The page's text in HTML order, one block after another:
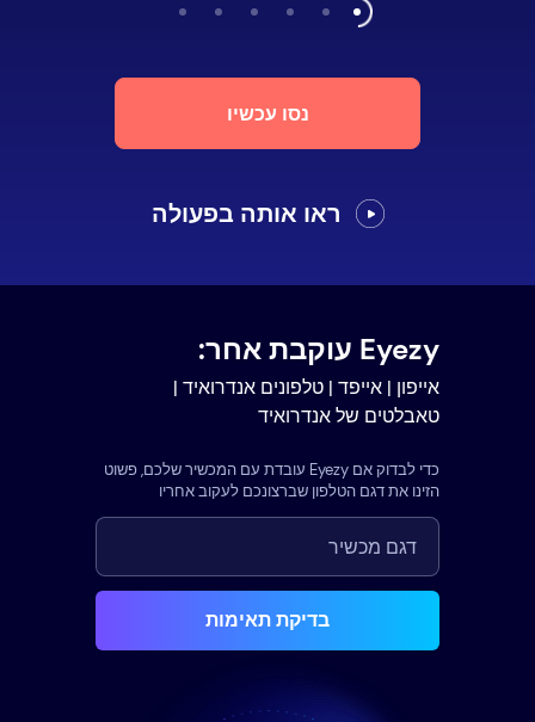
נסו עכשיו
ראו אותה בפעולה
Eyezy עוקבת אחר:
אייפון | אייפד | טלפונים אנדרואיד |
טאבלטים של אנדרואיד
כדי לבדוק אם Eyezy עובדת עם המכשיר שלכם, פשוט
הזינו את דגם הטלפון שברצונכם לעקוב אחריו
בדיקת תאימות